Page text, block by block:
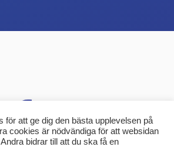
för att ge dig den bästa upplevelsen på
cookies är nödvändiga för att websidan
bidrar till att du ska få en